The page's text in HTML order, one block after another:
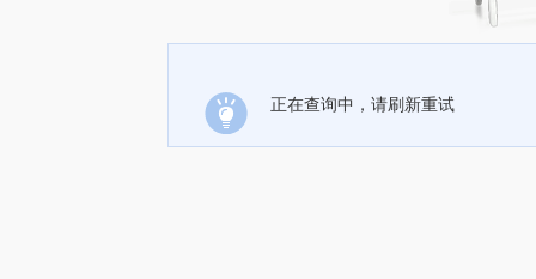
正在查询中，请刷新重试